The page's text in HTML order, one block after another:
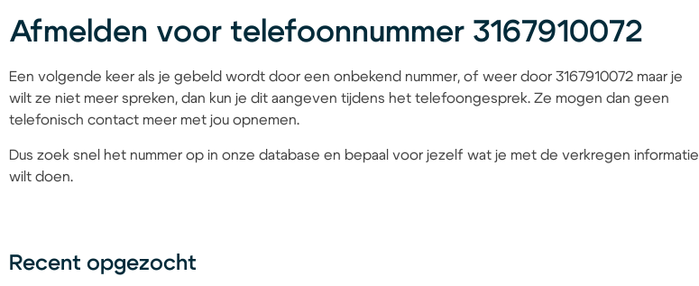
Afmelden voor telefoonnummer 3167910072
Een volgende keer als je gebeld wordt door een onbekend nummer, of weer door 3167910072 maar je
wilt ze niet meer spreken, dan kun je dit aangeven tijdens het telefoongesprek. Ze mogen dan geen
telefonisch contact meer met jou opnemen.
Dus zoek snel het nummer op in onze database en bepaal voor jezelf wat je met de verkregen informatie
wilt doen.
Recent opgezocht